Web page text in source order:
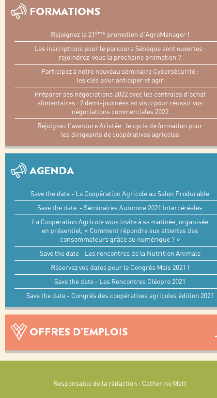
FORMATIONS
Rejoignez la 21ème promotion d'AgroManager !
Les inscriptions pour le parcours Sénèque sont ouvertes :
rejoindrez-vous la prochaine promotion ?
Participez à notre nouveau séminaire Cybersécurité :
les clés pour anticiper et agir
Préparer ses négociations 2022 avec les centrales d'achat
alimentaires : 2 demi-journées en visio pour réussir vos
négociations commerciales 2022
Rejoignez l'aventure Aristée : le cycle de formation pour
les dirigeants de coopératives agricoles
AGENDA
Save the date - La Coopération Agricole au Salon Produrable
Save the date - Séminaires Automne 2021 Intercéréales
La Coopération Agricole vous invite à sa matinée, organisée
en présentiel, « Comment répondre aux attentes des
consommateurs grâce au numérique ? »
Save the date - Les rencontres de la Nutrition Animale
Réservez vos dates pour le Congrès Maïs 2021 !
Save the date - Les Rencontres Oléopro 2021
Save the date - Congrès des coopératives agricoles édition 2021
OFFRES D'EMPLOIS
Responsable de la rédaction : Catherine Matt